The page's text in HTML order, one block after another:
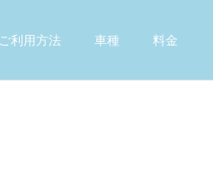
ご利用方法 車種 料金